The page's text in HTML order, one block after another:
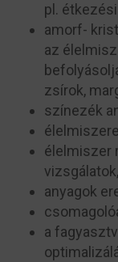
pl.
amorf-
az
zsírok,
színezék
élelmiszer
vizsgálatok,
anyagok
a